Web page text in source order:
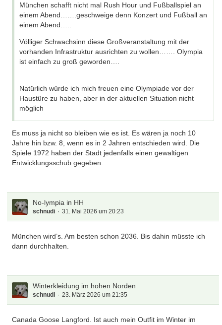
München schafft nicht mal Rush Hour und Fußballspiel an
einem Abend…….geschweige denn Konzert und Fußball an
einem Abend…..
Völliger Schwachsinn diese Großveranstaltung mit der
vorhanden Infrastruktur ausrichten zu wollen……. Olympia
ist einfach zu groß geworden….
Natürlich würde ich mich freuen eine Olympiade vor der
Haustüre zu haben, aber in der aktuellen Situation nicht
möglich
Es muss ja nicht so bleiben wie es ist. Es wären ja noch 10
Jahre hin bzw. 8, wenn es in 2 Jahren entschieden wird. Die
Spiele 1972 haben der Stadt jedenfalls einen gewaltigen
Entwicklungsschub gegeben.
No-lympia in HH
schnudi 31. Mai 2026 um 20:23
München wird’s. Am besten schon 2036. Bis dahin müsste ich
dann durchhalten.
Winterkleidung im hohen Norden
schnudi 23. März 2026 um 21:35
Canada Goose Langford. Ist auch mein Outfit im Winter im